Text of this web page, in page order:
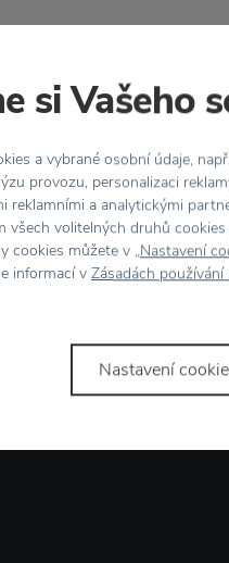
funkciu, ale zároveň
nástenné
sa skrýva surový
Jednoduché,
. Vďaka svojej
stenách.
si Vašeho
a vybrané osobní údaje,
provozu, personalizaci
reklamními a analytickými
všech volitelných druhů
cookies můžete v „Nastavení
informací v Zásadách
Nastavení